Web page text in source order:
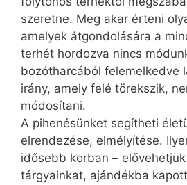
szeretne. Meg akar érteni
amelyek átgondolására a
terhét hordozva nincs
bozótharcából felemelkedve
irány, amely felé törekszik,
módosítani.
A pihenésünket segítheti
elrendezése, elmélyítése.
idősebb korban –
tárgyainkat, ajándékba